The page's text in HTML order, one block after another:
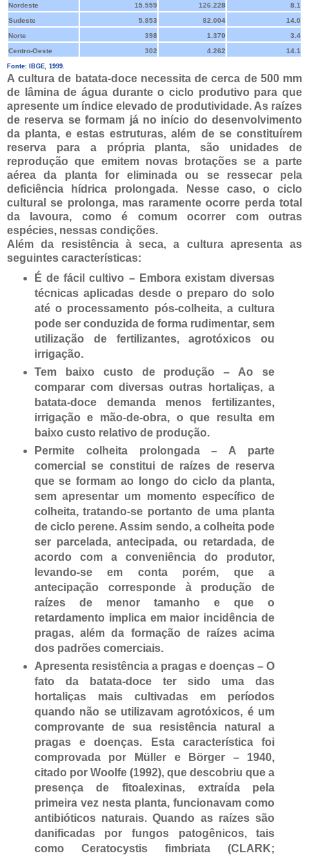
Nordeste
15.559 126.228
8.1
Sudeste
5.853 82.004
14.0
Norte
398 1.370
3.4
Centro-Oeste
302 4.262 14.1
Fonte: IBGE, 1999.
A cultura de batata-doce necessita de cerca de 500 mm
de lâmina de água durante o ciclo produtivo para que
apresente um índice elevado de produtividade. As raízes
de reserva se formam já no início do desenvolvimento
da planta, e estas estruturas, além de se constituírem
reserva para a própria planta, são unidades de
reprodução que emitem novas brotações se a parte
aérea da planta for eliminada ou se ressecar pela
deficiência hídrica prolongada. Nesse caso, o ciclo
cultural se prolonga, mas raramente ocorre perda total
da lavoura, como é comum ocorrer com outras
espécies, nessas condições.
Além da resistência à seca, a cultura apresenta as
seguintes características:
É de fácil cultivo – Embora existam diversas
técnicas aplicadas desde o preparo do solo
até o processamento pós-colheita, a cultura
pode ser conduzida de forma rudimentar, sem
utilização de fertilizantes, agrotóxicos ou
irrigação.
Tem baixo custo de produção – Ao se
comparar com diversas outras hortaliças, a
batata-doce demanda menos fertilizantes,
irrigação e mão-de-obra, o que resulta em
baixo custo relativo de produção.
Permite colheita prolongada – A parte
comercial se constitui de raízes de reserva
que se formam ao longo do ciclo da planta,
sem apresentar um momento específico de
colheita, tratando-se portanto de uma planta
de ciclo perene. Assim sendo, a colheita pode
ser parcelada, antecipada, ou retardada, de
acordo com a conveniência do produtor,
levando-se em conta porém, que a
antecipação corresponde à produção de
raízes de menor tamanho e que o
retardamento implica em maior incidência de
pragas, além da formação de raízes acima
dos padrões comerciais.
Apresenta resistência a pragas e doenças – O
fato da batata-doce ter sido uma das
hortaliças mais cultivadas em períodos
quando não se utilizavam agrotóxicos, é um
comprovante de sua resistência natural a
pragas e doenças. Esta característica foi
comprovada por Müller e Börger – 1940,
citado por Woolfe (1992), que descobriu que a
presença de fitoalexinas, extraída pela
primeira vez nesta planta, funcionavam como
antibióticos naturais. Quando as raízes são
danificadas por fungos patogênicos, tais
como Ceratocystis fimbriata (CLARK;